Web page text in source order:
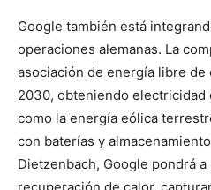
Google también está
operaciones alemanas. La
asociación de energía libre de
2030, obteniendo electricidad
como la energía eólica
con baterías y
Dietzenbach, Google pondrá
recuperación de calor,